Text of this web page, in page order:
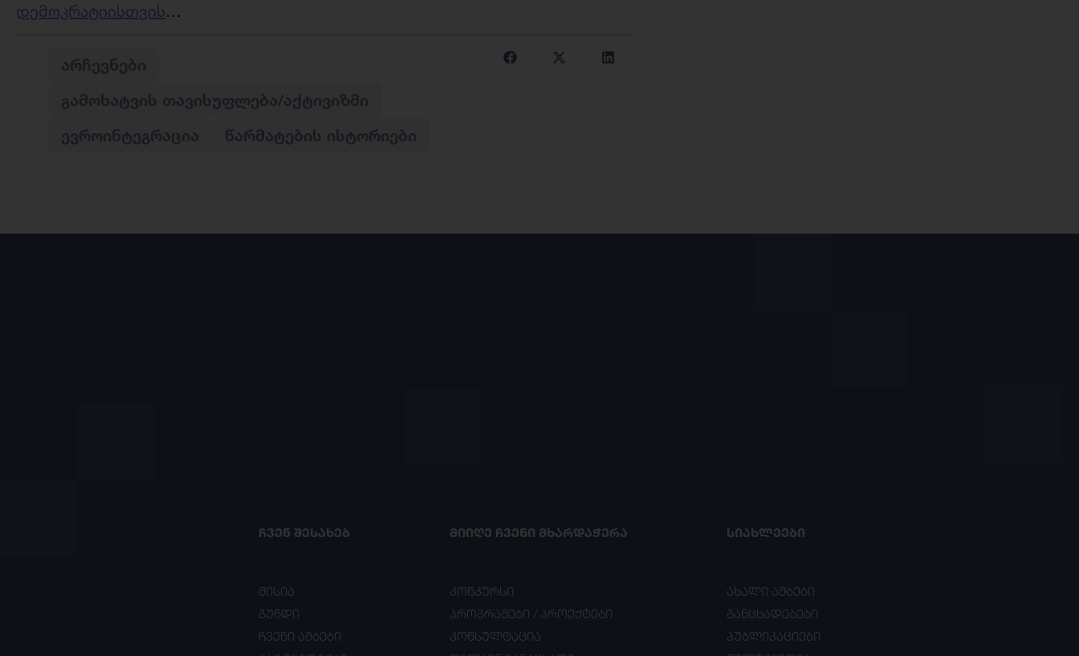
დემოკრატიისთვის…
ᲩᲕᲔᲜ ᲨᲔᲡᲐᲮᲔᲑ
მისია
გუნდი
ჩვენი ამბები
ᲛᲘᲘᲦᲔ ᲩᲕᲔᲜᲘ ᲛᲮᲐᲠᲓᲐᲭᲔᲠᲐ
კონკურსი
პროგრამები / პროექტები
კონსულტაცია
ᲡᲘᲐᲮᲚᲔᲔᲑᲘ
ახალი ამბები
განცხადებები
პუბლიკაციები